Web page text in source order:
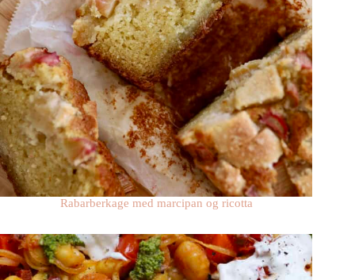
Rabarberkage med marcipan og ricotta